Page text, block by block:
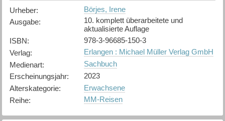
Urheber:
Börjes, Irene
Ausgabe:
10. komplett überarbeitete und
aktualisierte Auflage
ISBN:
978-3-96685-150-3
Verlag:
Erlangen : Michael Müller Verlag GmbH
Medienart:
Sachbuch
Erscheinungsjahr:
2023
Alterskategorie:
Erwachsene
Reihe: MM-Reisen